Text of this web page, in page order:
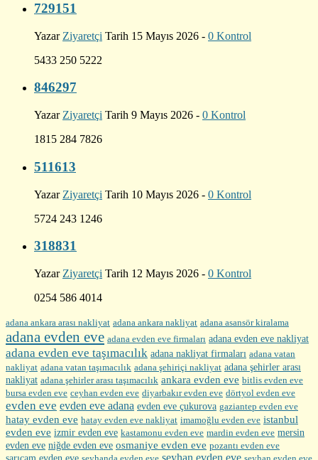
729151
Yazar Ziyaretçi Tarih 15 Mayıs 2026 - 0 Kontrol
5433 250 5222
846297
Yazar Ziyaretçi Tarih 9 Mayıs 2026 - 0 Kontrol
1815 284 7826
511613
Yazar Ziyaretçi Tarih 10 Mayıs 2026 - 0 Kontrol
5724 243 1246
318831
Yazar Ziyaretçi Tarih 12 Mayıs 2026 - 0 Kontrol
0254 586 4014
adana ankara arası nakliyat adana ankara nakliyat adana asansör kiralama
adana evden eve adana evden eve firmaları adana evden eve nakliyat
adana evden eve taşımacılık adana nakliyat firmaları adana vatan
nakliyat adana vatan taşımacılık adana şehiriçi nakliyat adana şehirler arası
nakliyat adana şehirler arası taşımacılık ankara evden eve bitlis evden eve
bursa evden eve ceyhan evden eve diyarbakır evden eve dörtyol evden eve
evden eve evden eve adana evden eve çukurova gaziantep evden eve
hatay evden eve hatay evden eve nakliyat imamoğlu evden eve istanbul
evden eve izmir evden eve kastamonu evden eve mardin evden eve mersin
evden eve niğde evden eve osmaniye evden eve pozantı evden eve
seyhan evden eve